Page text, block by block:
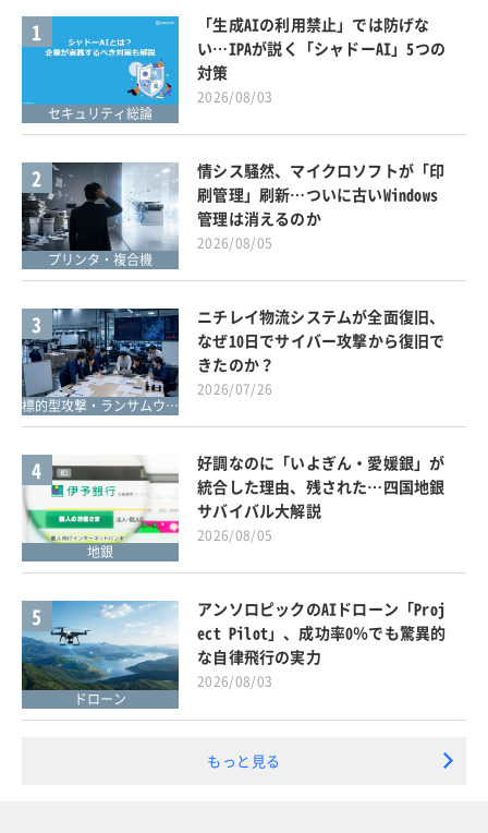
1
セキュリティ総論
「生成AIの利用禁止」では防げな
い…IPAが説く「シャドーAI」5つの
対策
2026/08/03
2
プリンタ・複合機
情シス騒然、マイクロソフトが「印
刷管理」刷新…ついに古いWindows
管理は消えるのか
2026/08/05
3
標的型攻撃・ランサムウェア対策
ニチレイ物流システムが全面復旧、
なぜ10日でサイバー攻撃から復旧で
きたのか？
2026/07/26
4
地銀
好調なのに「いよぎん・愛媛銀」が
統合した理由、残された…四国地銀
サバイバル大解説
2026/08/05
5
ドローン
アンソロピックのAIドローン「Proj
ect Pilot」、成功率0％でも驚異的
な自律飛行の実力
2026/08/03
もっと見る